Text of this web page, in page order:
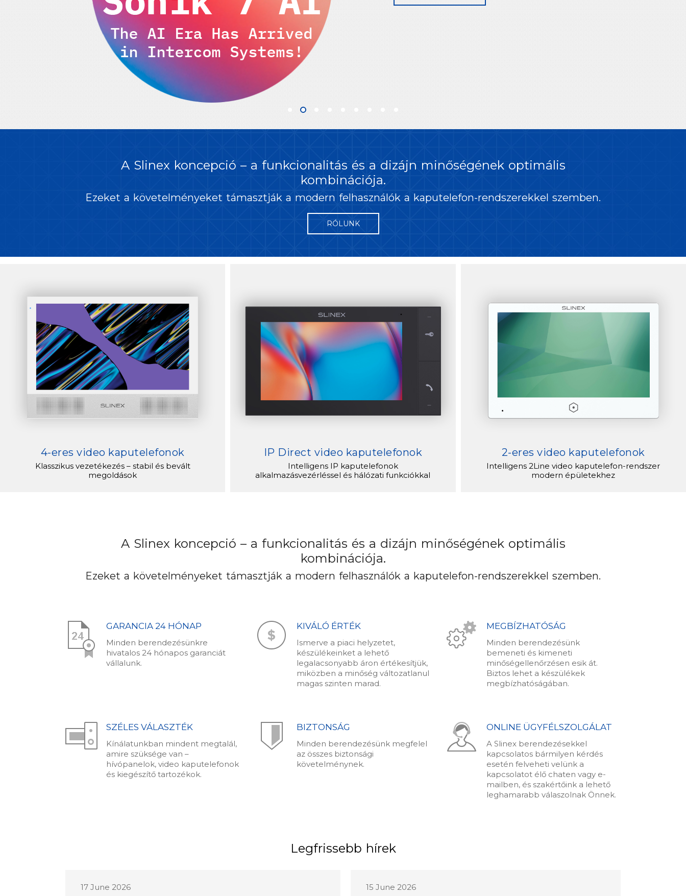
A Slinex koncepció – a funkcionalitás és a dizájn minőségének optimális
kombinációja.
Ezeket a követelményeket támasztják a modern felhasználók a kaputelefon-rendszerekkel szemben.
RÓLUNK
4-eres video kaputelefonok
Klasszikus vezetékezés – stabil és bevált
megoldások
IP Direct video kaputelefonok
Intelligens IP kaputelefonok
alkalmazásvezérléssel és hálózati funkciókkal
2-eres video kaputelefonok
Intelligens 2Line video kaputelefon-rendszer
modern épületekhez
A Slinex koncepció – a funkcionalitás és a dizájn minőségének optimális
kombinációja.
Ezeket a követelményeket támasztják a modern felhasználók a kaputelefon-rendszerekkel szemben.
GARANCIA 24 HÓNAP
Minden berendezésünkre
hivatalos 24 hónapos garanciát
vállalunk.
KIVÁLÓ ÉRTÉK
Ismerve a piaci helyzetet,
készülékeinket a lehető
legalacsonyabb áron értékesítjük,
miközben a minőség változatlanul
magas szinten marad.
MEGBÍZHATÓSÁG
Minden berendezésünk
bemeneti és kimeneti
minőségellenőrzésen esik át.
Biztos lehet a készülékek
megbízhatóságában.
SZÉLES VÁLASZTÉK
Kínálatunkban mindent megtalál,
amire szüksége van –
hívópanelok, video kaputelefonok
és kiegészítő tartozékok.
BIZTONSÁG
Minden berendezésünk megfelel
az összes biztonsági
követelménynek.
ONLINE ÜGYFÉLSZOLGÁLAT
A Slinex berendezésekkel
kapcsolatos bármilyen kérdés
esetén felveheti velünk a
kapcsolatot élő chaten vagy e-
mailben, és szakértőink a lehető
leghamarabb válaszolnak Önnek.
Legfrissebb hírek
17 June 2026 15 June 2026